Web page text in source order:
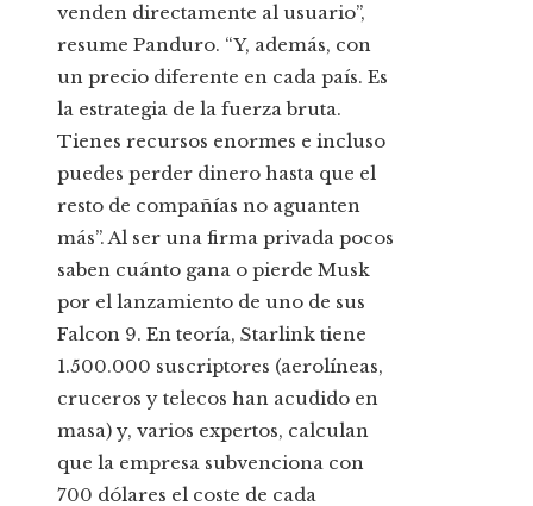
venden directamente al usuario”,
resume Panduro. “Y, además, con
un precio diferente en cada país. Es
la estrategia de la fuerza bruta.
Tienes recursos enormes e incluso
puedes perder dinero hasta que el
resto de compañías no aguanten
más”. Al ser una firma privada pocos
saben cuánto gana o pierde Musk
por el lanzamiento de uno de sus
Falcon 9. En teoría, Starlink tiene
1.500.000 suscriptores (aerolíneas,
cruceros y telecos han acudido en
masa) y, varios expertos, calculan
que la empresa subvenciona con
700 dólares el coste de cada